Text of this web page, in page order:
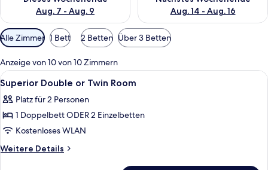
Aug. 7 - Aug. 9
Aug. 14 - Aug. 16
Verfügbare
Filter
für
Zimmer
Alle Zimmer 1 Bett 2 Betten Über 3 Betten
Anzeige von 10 von 10 Zimmern
Alle
Fotos
für
Superior
Double
or
Ein modernes Hotelzimmer mit
17
Superior Double or Twin Room
Platz für 2 Personen
1 Doppelbett ODER 2 Einzelbetten
Kostenloses WLAN
Weitere Details
Weitere